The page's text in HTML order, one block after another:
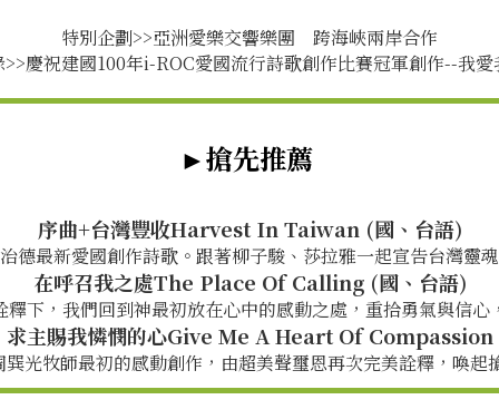
特別企劃>>亞洲愛樂交響樂團 跨海峽兩岸合作
慶祝建國100年i-ROC愛國流行詩歌創作比賽冠軍創作--我愛
►搶先推薦
序曲+台灣豐收Harvest In Taiwan (國、台語)
德最新愛國創作詩歌。跟著柳子駿、莎拉雅一起宣告台灣靈
在呼召我之處The Place Of Calling (國、台語)
下，我們回到神最初放在心中的感動之處，重拾勇氣與信心
求主賜我憐憫的心Give Me A Heart Of Compassion
光牧師最初的感動創作，由超美聲璽恩再次完美詮釋，喚起